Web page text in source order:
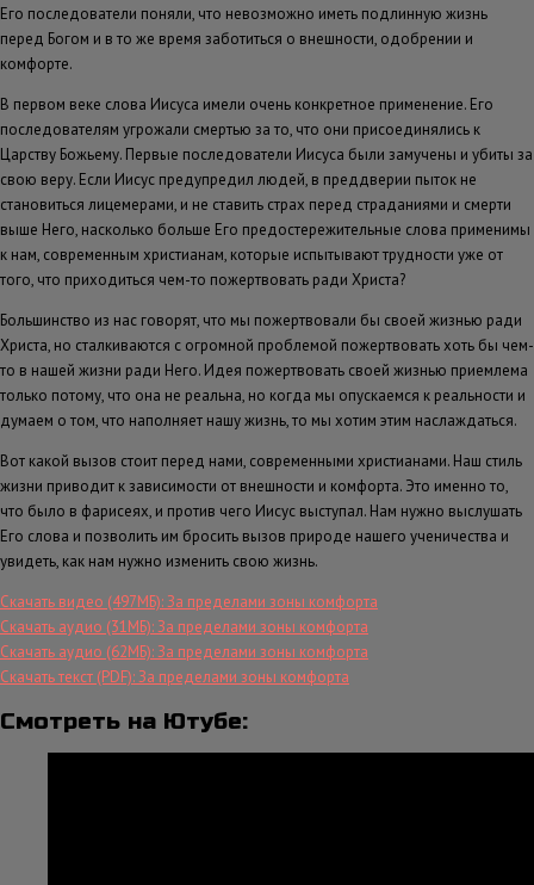
Его последователи поняли, что невозможно иметь подлинную жизнь
перед Богом и в то же время заботиться о внешности, одобрении и
комфорте.
В первом веке слова Иисуса имели очень конкретное применение. Его
последователям угрожали смертью за то, что они присоединялись к
Царству Божьему. Первые последователи Иисуса были замучены и убиты за
свою веру. Если Иисус предупредил людей, в преддверии пыток не
становиться лицемерами, и не ставить страх перед страданиями и смерти
выше Него, насколько больше Его предостережительные слова применимы
к нам, современным христианам, которые испытывают трудности уже от
того, что приходиться чем-то пожертвовать ради Христа?
Большинство из нас говорят, что мы пожертвовали бы своей жизнью ради
Христа, но сталкиваются с огромной проблемой пожертвовать хоть бы чем-
то в нашей жизни ради Него. Идея пожертвовать своей жизнью приемлема
только потому, что она не реальна, но когда мы опускаемся к реальности и
думаем о том, что наполняет нашу жизнь, то мы хотим этим наслаждаться.
Вот какой вызов стоит перед нами, современными христианами. Наш стиль
жизни приводит к зависимости от внешности и комфорта. Это именно то,
что было в фарисеях, и против чего Иисус выступал. Нам нужно выслушать
Его слова и позволить им бросить вызов природе нашего ученичества и
увидеть, как нам нужно изменить свою жизнь.
Скачать видео (497МБ): За пределами зоны комфорта
Скачать аудио (31МБ): За пределами зоны комфорта
Скачать аудио (62МБ): За пределами зоны комфорта
Скачать текст (PDF): За пределами зоны комфорта
Смотреть на Ютубе: